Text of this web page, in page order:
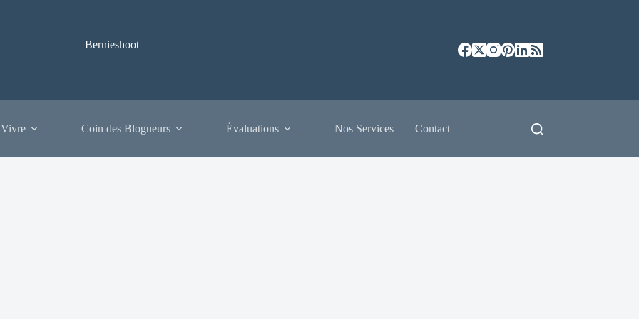
Bernieshoot
Coin des Blogueurs Évaluations Nos Services Contact